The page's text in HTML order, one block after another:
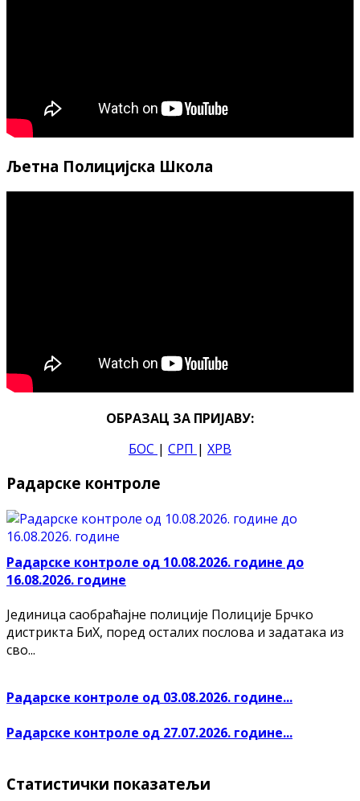
Љетна Полицијска Школа
ОБРАЗАЦ ЗА ПРИЈАВУ:
БОС | СРП | ХРВ
Радарске контроле
Радарске контроле од 10.08.2026. године до
16.08.2026. године
Јединица саобраћајне полиције Полиције Брчко
дистрикта БиХ, поред осталих послова и задатака из
сво...
Радарске контроле од 03.08.2026. године...
Радарске контроле од 27.07.2026. године...
Статистички показатељи